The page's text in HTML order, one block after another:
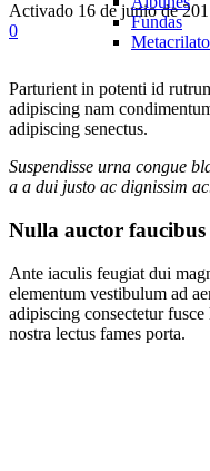
Fundas
Metacrilato
Activado 16 de junio de
0
Parturient in potenti id
adipiscing nam
adipiscing senectus.
Suspendisse urna congue
a a dui justo ac dignissim
Nulla auctor faucibus
Ante iaculis feugiat dui
elementum vestibulum ad
adipiscing consectetur
nostra lectus fames porta.